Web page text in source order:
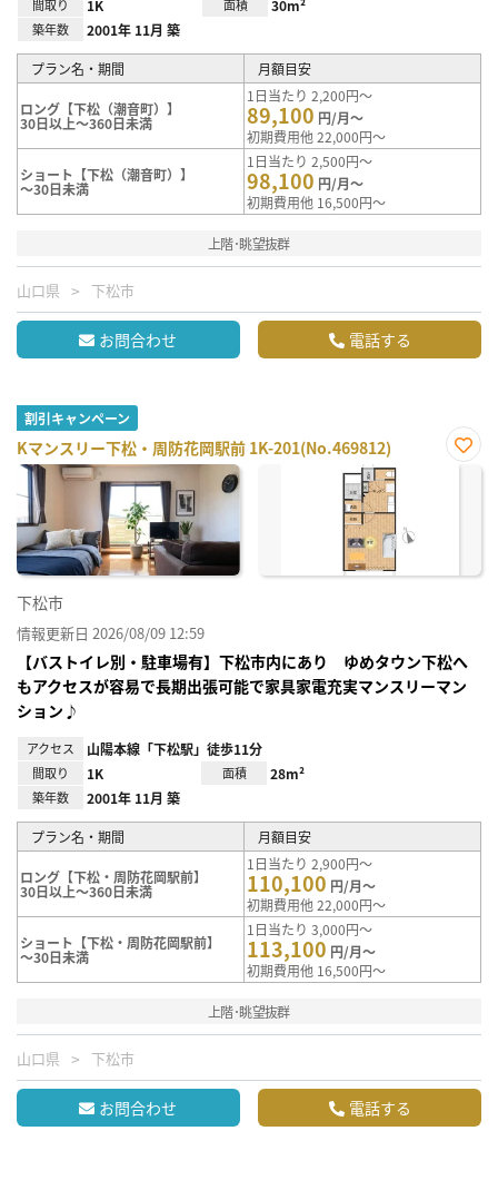
間取り 1K 面積 30m²
築年数 2001年 11月 築
プラン名・期間 月額目安
ロング【下松（潮音町）】
30日以上～360日未満
1日当たり 2,200円～
89,100 円/月～
初期費用他 22,000円～
ショート【下松（潮音町）】
～30日未満
1日当たり 2,500円～
98,100 円/月～
初期費用他 16,500円～
上階･眺望抜群
山口県 下松市
お問合わせ 電話する
割引キャンペーン
Kマンスリー下松・周防花岡駅前 1K-201(No.469812)
お気
下松市
情報更新日 2026/08/09 12:59
【バストイレ別・駐車場有】下松市内にあり ゆめタウン下松へ
もアクセスが容易で長期出張可能で家具家電充実マンスリーマン
ション♪
アクセス 山陽本線「下松駅」徒歩11分
間取り 1K 面積 28m²
築年数 2001年 11月 築
プラン名・期間 月額目安
ロング【下松・周防花岡駅前】
30日以上～360日未満
1日当たり 2,900円～
110,100 円/月～
初期費用他 22,000円～
ショート【下松・周防花岡駅前】
～30日未満
1日当たり 3,000円～
113,100 円/月～
初期費用他 16,500円～
上階･眺望抜群
山口県 下松市
お問合わせ 電話する